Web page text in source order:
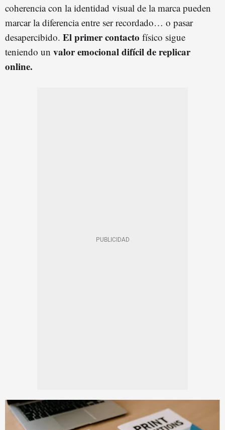
coherencia con la identidad visual de la marca pueden
marcar la diferencia entre ser recordado… o pasar
desapercibido. El primer contacto físico sigue
teniendo un valor emocional difícil de replicar
online.